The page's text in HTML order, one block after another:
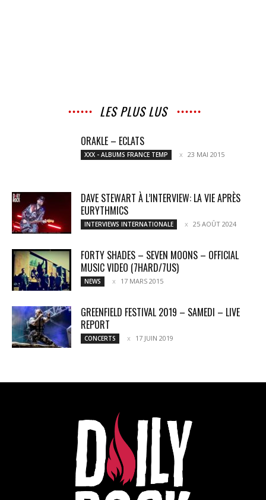
LES PLUS LUS
ORAKLE – ECLATS
XXX - ALBUMS FRANCE TEMP 23 MAI 2015
DAVE STEWART À L’INTERVIEW: LA VIE APRÈS
EURYTHMICS
INTERVIEWS INTERNATIONALE 25 AOÛT 2024
FORTY SHADES – SEVEN MOONS – OFFICIAL
MUSIC VIDEO (7HARD/7US)
NEWS 17 MARS 2015
GREENFIELD FESTIVAL 2019 – SAMEDI – LIVE
REPORT
CONCERTS 17 JUIN 2019